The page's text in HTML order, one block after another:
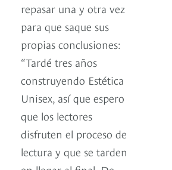
repasar una y otra vez
para que saque sus
propias conclusiones:
“Tardé tres años
construyendo Estética
Unisex, así que espero
que los lectores
disfruten el proceso de
lectura y que se tarden